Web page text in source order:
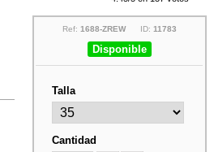
Ref: 1688-ZREW ID: 11783
Disponible
Talla
Cantidad